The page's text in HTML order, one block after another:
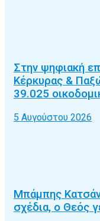
Στην ψηφιακή
Κέρκυρας &
39.025
5 Αυγούστου 2026
Μπάμπης
σχέδια, ο Θεός